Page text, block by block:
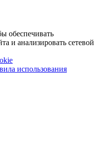
обеспечивать
и анализировать сетевой
использования